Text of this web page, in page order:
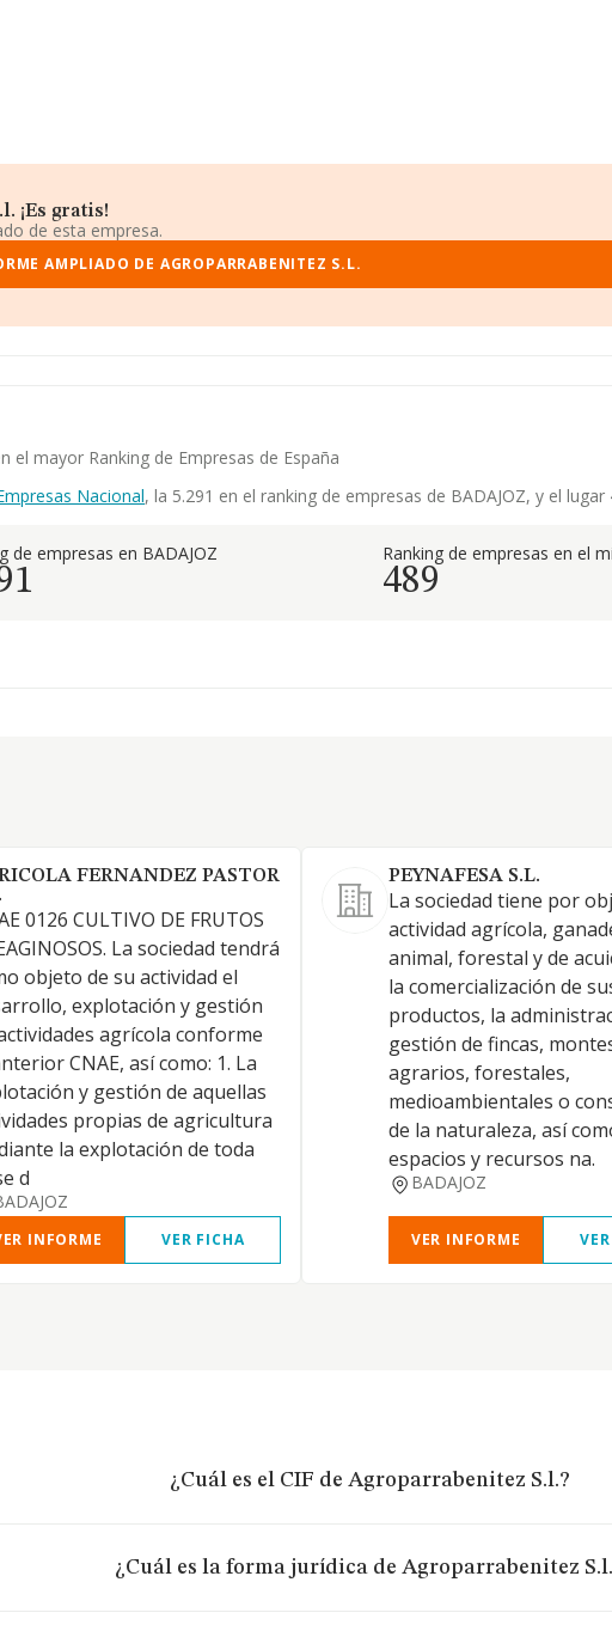
¡Es gratis!
de esta empresa.
AMPLIADO DE AGROPARRABENITEZ S.L.
el mayor Ranking de Empresas de España
Nacional, la 5.291 en el ranking de empresas de BADAJOZ, y el
de empresas en BADAJOZ Ranking de empresas en el
489
FERNANDEZ PASTOR
0126 CULTIVO DE FRUTOS
La sociedad tendrá
objeto de su actividad el
explotación y gestión
agrícola conforme
CNAE, así como: 1. La
y gestión de aquellas
propias de agricultura
la explotación de toda
d
INFORME VER FICHA
PEYNAFESA S.L.
La sociedad tiene por
actividad agrícola,
animal, forestal y de
la comercialización de
productos, la
gestión de fincas,
agrarios, forestales,
medioambientales o
de la naturaleza, así
espacios y recursos na.
BADAJOZ
VER INFORME
¿Cuál es el CIF de Agroparrabenitez S.l.?
¿Cuál es la forma jurídica de Agroparrabenitez